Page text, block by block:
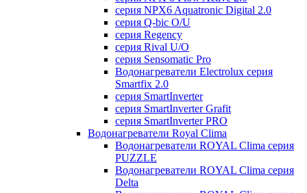
серия NPX6 Aquatronic Digital 2.0
серия Q-bic O/U
серия Regency
серия Rival U/О
серия Sensomatic Pro
Водонагреватели Electrolux серия
Smartfix 2.0
серия SmartInverter
серия SmartInverter Grafit
серия SmartInverter PRO
Водонагреватели Royal Clima
Водонагреватели ROYAL Clima серия
PUZZLE
Водонагреватели ROYAL Clima серия
Delta